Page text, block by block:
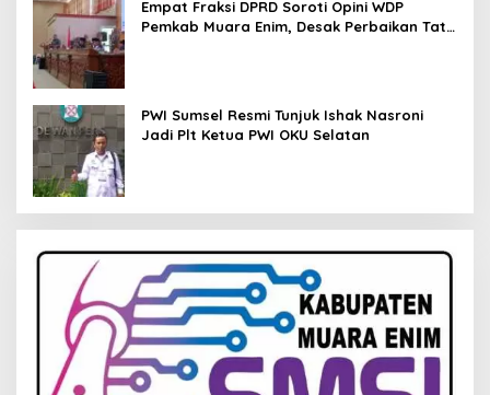
Empat Fraksi DPRD Soroti Opini WDP
Pemkab Muara Enim, Desak Perbaikan Tata
PWI Sumsel Resmi Tunjuk Ishak Nasroni
Jadi Plt Ketua PWI OKU Selatan